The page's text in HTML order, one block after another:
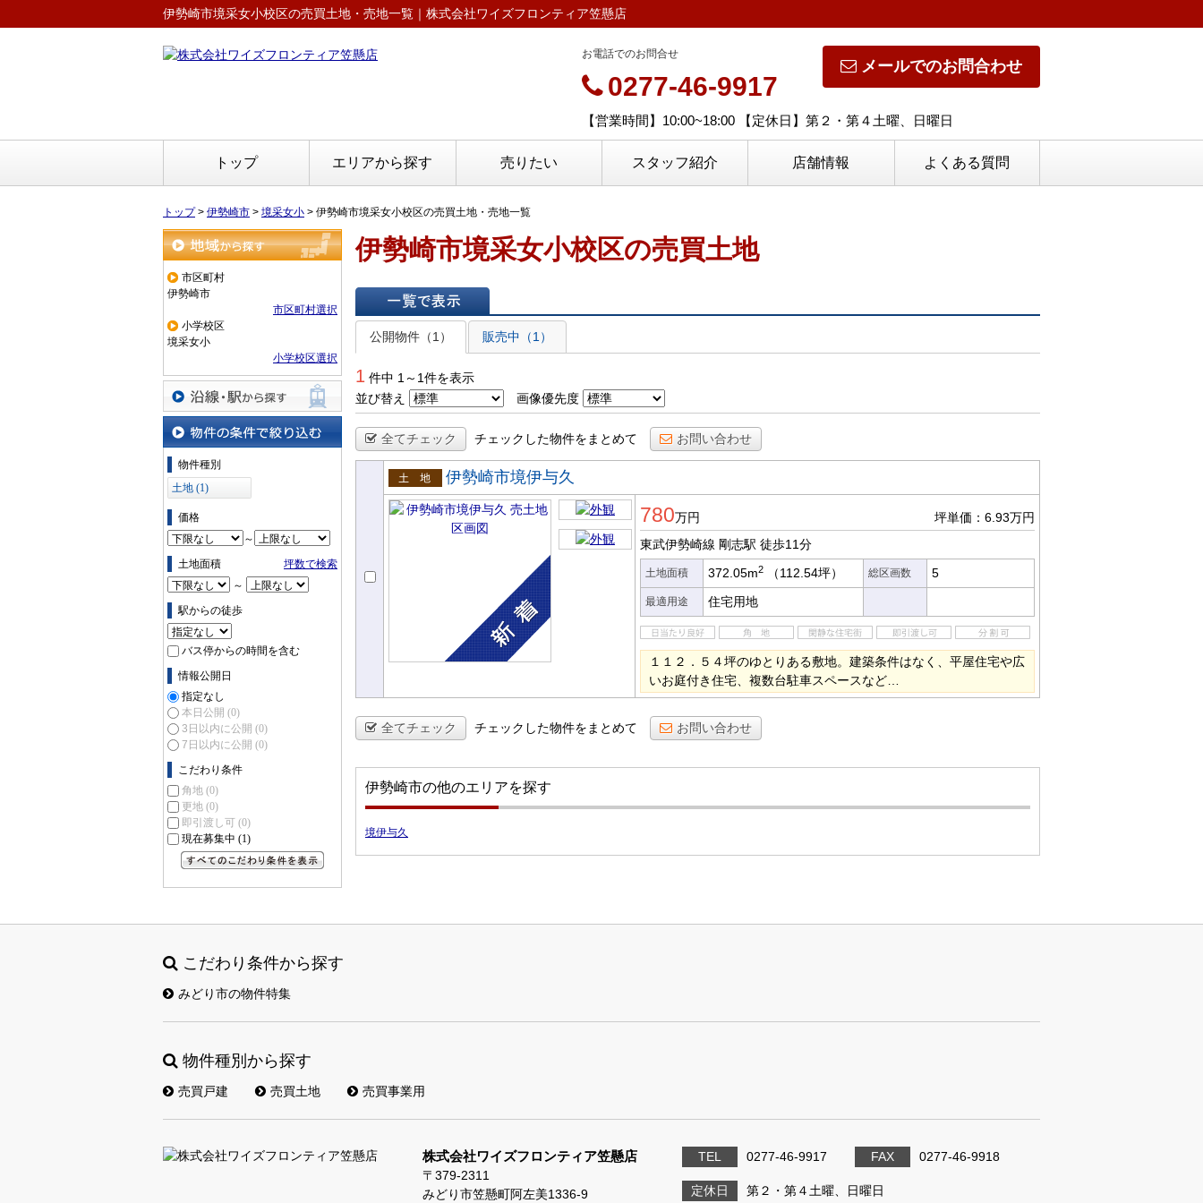
伊勢崎市境采女小校区の売買土地・売地一覧｜株式会社ワイズフロンティア笠懸店
メールでのお問合わせ
お電話でのお問合せ
0277-46-9917
【営業時間】10:00~18:00 【定休日】第２・第４土曜、日曜日
トップ エリアから探す 売りたい スタッフ紹介 店舗情報 よくある質問
トップ> 伊勢崎市 > 境采女小 > 伊勢崎市境采女小校区の売買土地・売地一覧
地域から探す
市区町村
伊勢崎市
市区町村選択
小学校区
境采女小
小学校区選択
沿線・駅から探す
物件の条件で絞り込む
物件種別
土地 (1)
価格
～
土地面積
坪数で検索
～
駅からの徒歩
バス停からの時間を含む
情報公開日
指定なし
本日公開 (0)
3日以内に公開 (0)
7日以内に公開 (0)
こだわり条件
角地 (0)
更地 (0)
即引渡し可 (0)
現在募集中 (1)
伊勢崎市境采女小校区の売買土地
一覧で表示
公開物件（1）
販売中（1）
1 件中 1～1件を表示
並び替え
画像優先度
全てチェック チェックした物件をまとめて お問い合わせ
売土地
伊勢崎市境伊与久
780万円
坪単価：6.93万円
東武伊勢崎線 剛志駅 徒歩11分
土地面積 372.05m2 （112.54坪） 総区画数 5
最適用途 住宅用地
１１２．５４坪のゆとりある敷地。建築条件はなく、平屋住宅や広
いお庭付き住宅、複数台駐車スペースなど…
全てチェック チェックした物件をまとめて お問い合わせ
伊勢崎市の他のエリアを探す
境伊与久
こだわり条件から探す
みどり市の物件特集
物件種別から探す
売買戸建 売買土地 売買事業用
株式会社ワイズフロンティア笠懸店
〒379-2311
みどり市笠懸町阿左美1336-9
TEL 0277-46-9917 FAX 0277-46-9918
定休日 第２・第４土曜、日曜日